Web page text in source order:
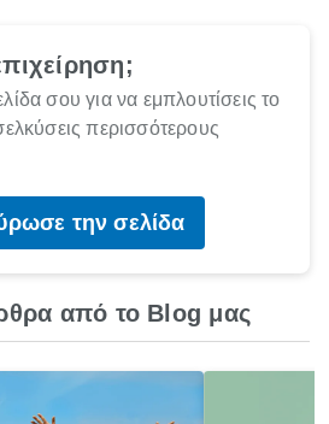
σου για να εμπλουτίσεις το
περισσότερους
την σελίδα
από το Blog μας